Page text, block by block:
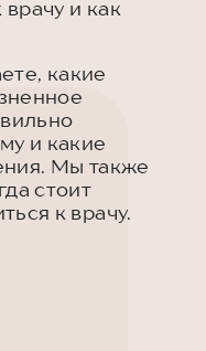
врачу и как
какие
и какие
Мы также
стоит
к врачу.